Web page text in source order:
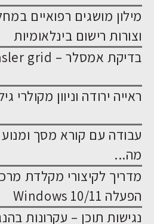
מילון מושגים רפואיים
וצורות רישום בינלאומיות
בדיקת אמסלר – Amsler grid
ראייה ירודה וניוון מקולרי
עבודה עם קורא מסך ומנוע
מה...
מדריך לקיצורי מקלדת
הפעלה Windows 10/11
נגישות תוכן – עקרונות